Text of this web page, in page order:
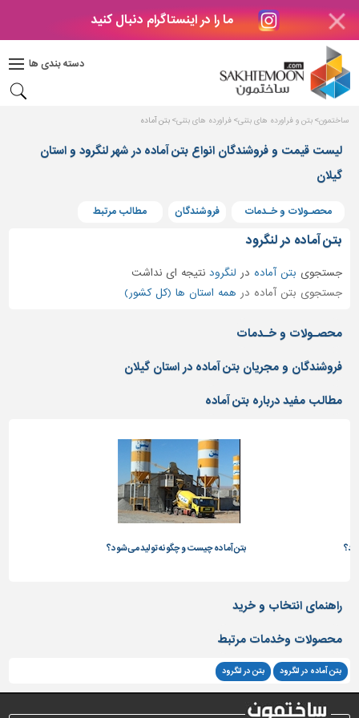
ما را در اینستاگرام دنبال کنید
دسته بندی ها
دکوراسیون
بتن
های
بتنی
پنجره
مصالح
پله،
نرده
حفاظ
دیوارپوش،
و
محوطه
سازی
و
ساخت
و
ساز
ساختمون بتن و فراورده های بتنی فراورده های بتنی بتن آماده
لیست قیمت و فروشندگان انواع بتن آماده در شهر لنگرود و استان
گیلان
محصـولات و خـدمات فروشندگان مطالب مرتبط
بتن آماده در لنگرود
جستجوی بتن آماده در لنگرود نتیجه ای نداشت
جستجوی بتن آماده در همه استان ها (کل کشور)
محصـولات و خـدمات
فروشندگان و مجریان بتن آماده در استان گیلان
مطالب مفید درباره بتن آماده
بتن آماده چیست و چگونه تولید می‌شود؟
راهنمای انتخاب و خرید
محصولات وخدمات مرتبط
بتن آماده در لنگرود بتن در لنگرود